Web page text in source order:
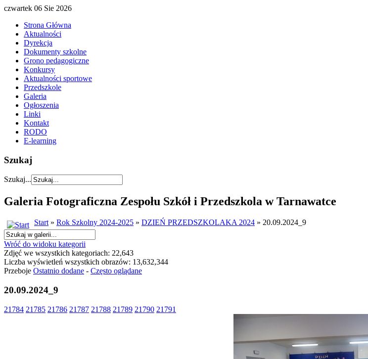
czwartek 06 Sie 2026
Strona Główna
Aktualności
Dyrekcja
Dokumenty szkolne
Grono pedagogiczne
Konkursy
Aktualności sportowe
Przedszkole
Galeria
Ogłoszenia
Linki
Kontakt
RODO
E-learning
Szukaj
Szukaj...
Galeria Fotograficzna Zespołu Szkół i Przedszkola w Tarnawatce
Start » Rok Szkolny 2024-2025 » DZIEŃ PRZEDSZKOLAKA 2024 » 20.09.2024_9
Wróć do widoku kategorii
Zdjęć we wszystkich kategoriach: 22,643
Liczba wyświetleń wszystkich obrazów: 13,632,344
Przeboje Ostatnio dodane - Często oglądane
20.09.2024_9
21784 21785 21786 21787 21788 21789 21790 21791